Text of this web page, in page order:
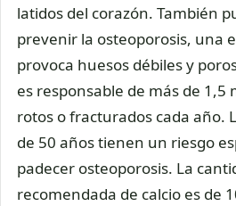
latidos del corazón. También
prevenir la osteoporosis, una
provoca huesos débiles y
es responsable de más de 1,5
rotos o fracturados cada año.
de 50 años tienen un riesgo
padecer osteoporosis. La
recomendada de calcio es de